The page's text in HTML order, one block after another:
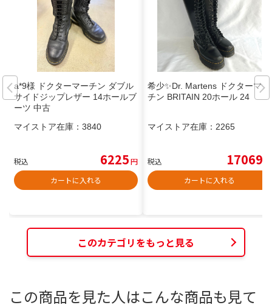
a*9様 ドクターマーチン ダブル
サイドジップレザー 14ホールブ
ーツ 中古
マイストア在庫： 3840
税込 6225円
カートに入れる
希少✨Dr. Martens ドクターマー
チン BRITAIN 20ホール 24
マイストア在庫： 2265
税込 17069
カートに入れる
このカテゴリをもっと見る
この商品を見た人はこんな商品も見て